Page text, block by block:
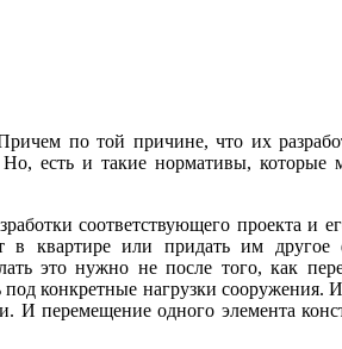
по той причине, что их
есть и такие нормативы, которые
соответствующего проекта и
в квартире или придать им другое
это нужно не после того, как
конкретные нагрузки сооружения.
И перемещение одного элемента